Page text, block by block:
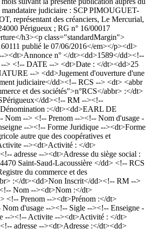
mandataire judiciaire : SCP PIMOUGUET-
représentant des créanciers, Le Mercurial,
Périgueux ; RG n° 16/00017
h3><p class="standardMargin">
publié le 07/06/2016</em></p><dl>
><dt>Annonce n° </dt><dd>1589</dd><!--
> <!-- DATE --> <dt>Date : </dt><dd>25
--> <dd>Jugement d'ouverture d'une
judiciaire</dd><!-- RCS --> <dt> <abbr
et des sociétés">n°RCS</abbr> :</dt>
dd><!-- RM --><!--
:</dt><dd>EARL DE
--> <!-- Prenom --><!-- Nom d'usage -
--><!-- Forme Juridique --><dt>Forme
autre que des coopératives et
--><dt>Activité : </dt>
adresse --><dt>Adresse du siège social :
Saint-Saud-Lacoussière </dd> <!-- RCS
du commerce et des
:</dt><dd>Non Inscrit</dd><!-- RM -->
Nom --><dt>Nom :</dt>
<!-- Prenom --><dt>Prénom :</dt>
d'usage --><!-- Sigle --><!-- Enseigne -
--><!-- Activite --><dt>Activité : </dt>
adresse --><dt>Adresse :</dt><dd>